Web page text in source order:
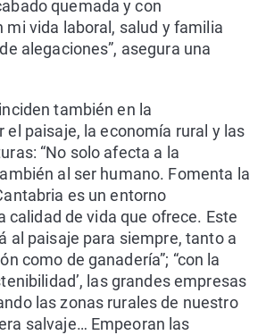
quemada y con
mi vida laboral, salud y familia
alegaciones”, asegura una
también en la
el paisaje, la economía rural y las
“No solo afecta a la
al ser humano. Fomenta la
es un entorno
calidad de vida que ofrece. Este
al paisaje para siempre, tanto a
como de ganadería”; “con la
las grandes empresas
las zonas rurales de nuestro
salvaje… Empeoran las